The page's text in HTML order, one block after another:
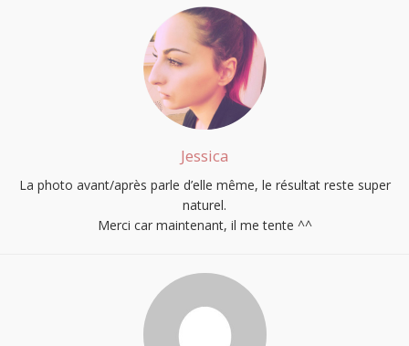
S'INSCRIRE
Jessica
La photo avant/après parle d’elle même, le résultat reste super
naturel.
Merci car maintenant, il me tente ^^